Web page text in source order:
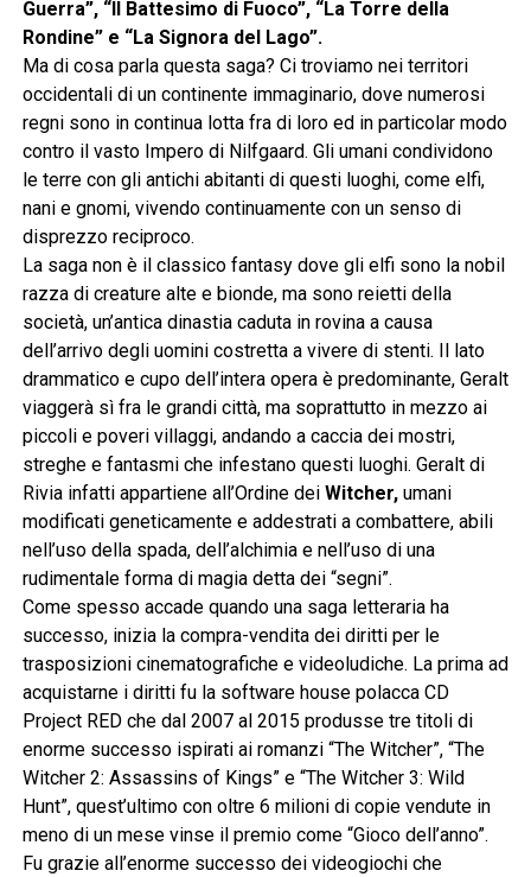
Guerra”, “Il Battesimo di Fuoco”, “La Torre della
Rondine” e “La Signora del Lago”.
Ma di cosa parla questa saga? Ci troviamo nei territori
occidentali di un continente immaginario, dove numerosi
regni sono in continua lotta fra di loro ed in particolar modo
contro il vasto Impero di Nilfgaard. Gli umani condividono
le terre con gli antichi abitanti di questi luoghi, come elfi,
nani e gnomi, vivendo continuamente con un senso di
disprezzo reciproco.
La saga non è il classico fantasy dove gli elfi sono la nobil
razza di creature alte e bionde, ma sono reietti della
società, un’antica dinastia caduta in rovina a causa
dell’arrivo degli uomini costretta a vivere di stenti. Il lato
drammatico e cupo dell’intera opera è predominante, Geralt
viaggerà sì fra le grandi città, ma soprattutto in mezzo ai
piccoli e poveri villaggi, andando a caccia dei mostri,
streghe e fantasmi che infestano questi luoghi. Geralt di
Rivia infatti appartiene all’Ordine dei Witcher,umani
modificati geneticamente e addestrati a combattere, abili
nell’uso della spada, dell’alchimia e nell’uso di una
rudimentale forma di magia detta dei “segni”.
Come spesso accade quando una saga letteraria ha
successo, inizia la compra-vendita dei diritti per le
trasposizioni cinematografiche e videoludiche. La prima ad
acquistarne i diritti fu la software house polacca CD
Project RED che dal 2007 al 2015 produsse tre titoli di
enorme successo ispirati ai romanzi “The Witcher”, “The
Witcher 2: Assassins of Kings” e “The Witcher 3: Wild
Hunt”, quest’ultimo con oltre 6 milioni di copie vendute in
meno di un mese vinse il premio come “Gioco dell’anno”.
Fu grazie all’enorme successo dei videogiochi che